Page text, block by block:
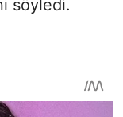
söyledi.